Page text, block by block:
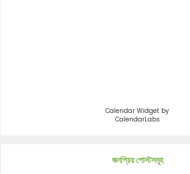
Calendar Widget by
CalendarLabs
জনপ্রিয় পোস্টসমূহ